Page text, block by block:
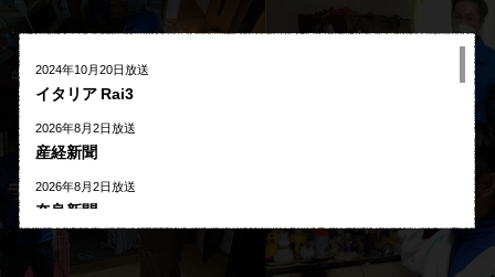
2024年10月20日放送
イタリア Rai3
2026年8月2日放送
産経新聞
2026年8月2日放送
奈良新聞
2026年8月1日放送